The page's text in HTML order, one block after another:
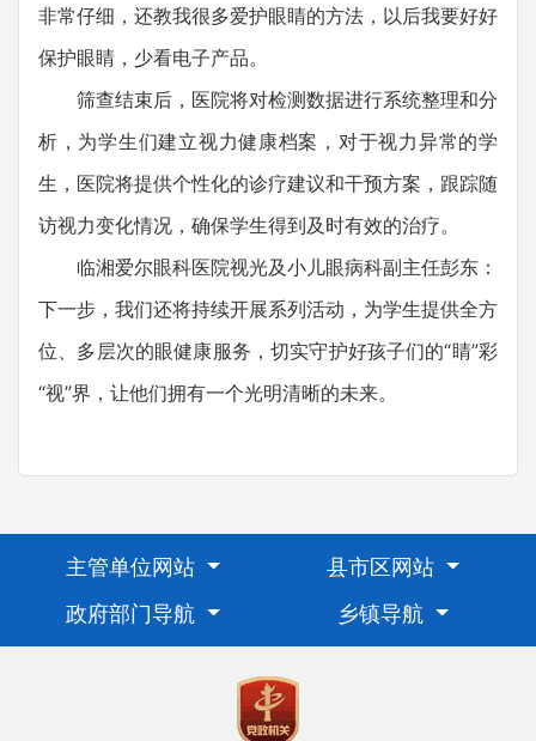
非常仔细，还教我很多爱护眼睛的方法，以后我要好好
保护眼睛，少看电子产品。
筛查结束后，医院将对检测数据进行系统整理和分
析，为学生们建立视力健康档案，对于视力异常的学
生，医院将提供个性化的诊疗建议和干预方案，跟踪随
访视力变化情况，确保学生得到及时有效的治疗。
临湘爱尔眼科医院视光及小儿眼病科副主任彭东：
下一步，我们还将持续开展系列活动，为学生提供全方
位、多层次的眼健康服务，切实守护好孩子们的“睛”彩
“视”界，让他们拥有一个光明清晰的未来。
主管单位网站
县市区网站
政府部门导航
乡镇导航